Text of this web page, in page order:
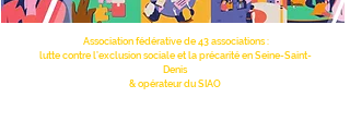
Association fédérative de 43 associations :
lutte contre l’exclusion sociale et la précarité en Seine-Saint-
Denis
& opérateur du SIAO